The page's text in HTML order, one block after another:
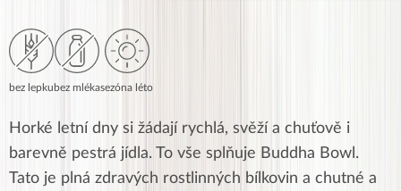
bez lepku bez mlékasezóna léto
Horké letní dny si žádají rychlá, svěží a chuťově i
barevně pestrá jídla. To vše splňuje Buddha Bowl.
Tato je plná zdravých rostlinných bílkovin a chutné a